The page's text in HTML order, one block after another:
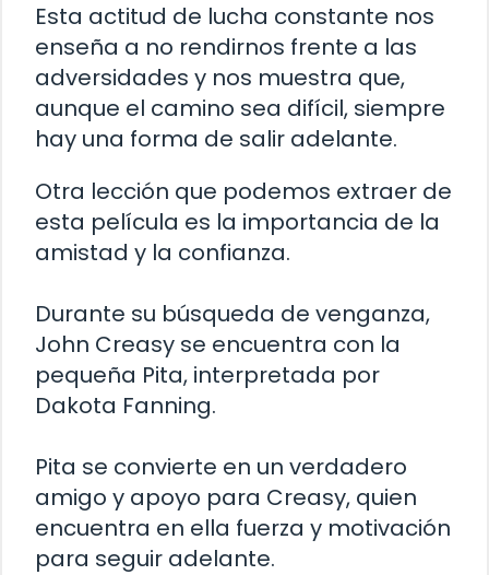
Esta actitud de lucha constante nos
enseña a no rendirnos frente a las
adversidades y nos muestra que,
aunque el camino sea difícil, siempre
hay una forma de salir adelante.
Otra lección que podemos extraer de
esta película es la importancia de la
amistad y la confianza.
Durante su búsqueda de venganza,
John Creasy se encuentra con la
pequeña Pita, interpretada por
Dakota Fanning.
Pita se convierte en un verdadero
amigo y apoyo para Creasy, quien
encuentra en ella fuerza y motivación
para seguir adelante.